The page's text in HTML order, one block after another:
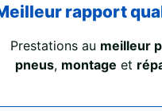
rapport
Prestations au meilleur
pneus, montage et